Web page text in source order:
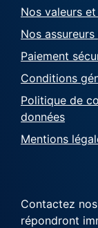
Nos valeurs
Nos
Paiement
Conditions
Politique de
données
Mentions
Contactez
répondront